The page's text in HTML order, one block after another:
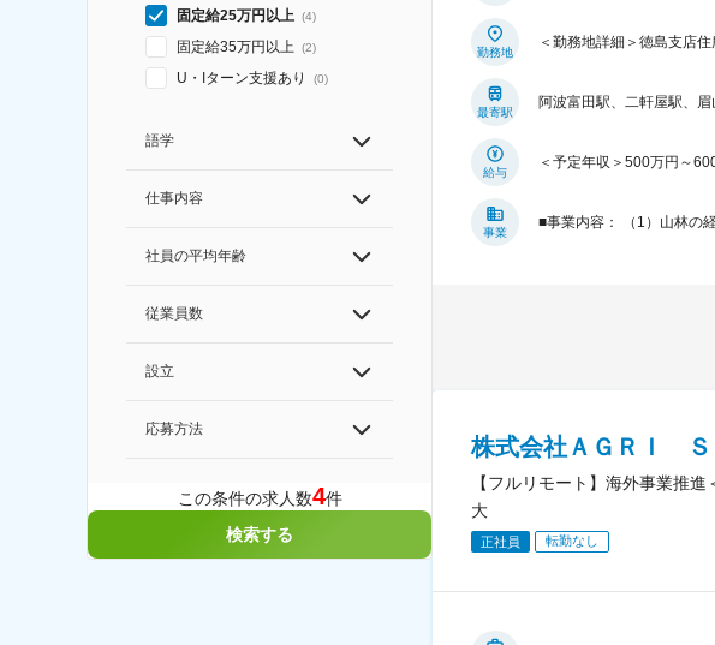
固定給25万円以上 (4)
固定給35万円以上 (2)
U・Iターン支援あり (0)
語学
仕事内容
社員の平均年齢
従業員数
設立
応募方法
この条件の求人数4件
検索する
勤務地
＜勤務地詳細＞徳島支店
最寄駅
阿波富田駅、二軒屋駅、
給与
＜予定年収＞500万円～
事業
■事業内容： （1）山林の
株式会社ＡＧＲＩ Ｓ
【フルリモート】海外事業推
大
正社員 転勤なし